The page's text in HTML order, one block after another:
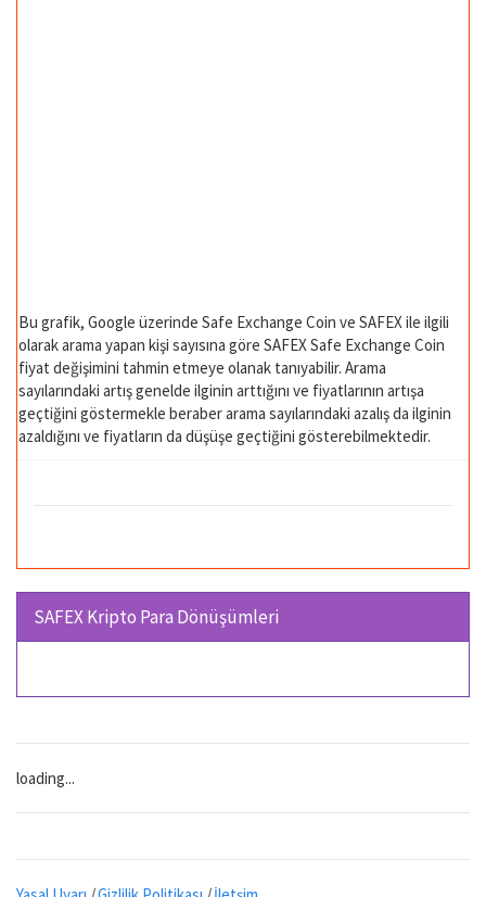
Bu grafik, Google üzerinde Safe Exchange Coin ve SAFEX ile ilgili
olarak arama yapan kişi sayısına göre SAFEX Safe Exchange Coin
fiyat değişimini tahmin etmeye olanak tanıyabilir. Arama
sayılarındaki artış genelde ilginin arttığını ve fiyatlarının artışa
geçtiğini göstermekle beraber arama sayılarındaki azalış da ilginin
azaldığını ve fiyatların da düşüşe geçtiğini gösterebilmektedir.
SAFEX Kripto Para Dönüşümleri
loading...